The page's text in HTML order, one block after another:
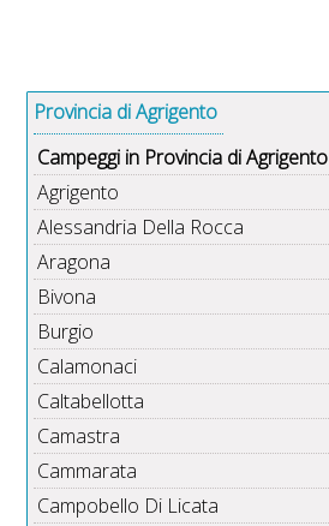
Provincia di Agrigento
Campeggi in Provincia di Agrigento
Agrigento
Alessandria Della Rocca
Aragona
Bivona
Burgio
Calamonaci
Caltabellotta
Camastra
Cammarata
Campobello Di Licata